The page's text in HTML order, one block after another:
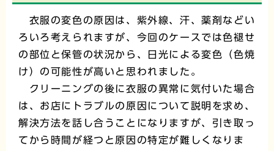
衣服の変色の原因は、紫外線、汗、薬剤などい
ろいろ考えられますが、今回のケースでは色褪せ
の部位と保管の状況から、日光による変色（色焼
け）の可能性が高いと思われました。
クリーニングの後に衣服の異常に気付いた場合
は、お店にトラブルの原因について説明を求め、
解決方法を話し合うことになりますが、引き取っ
てから時間が経つと原因の特定が難しくなりま